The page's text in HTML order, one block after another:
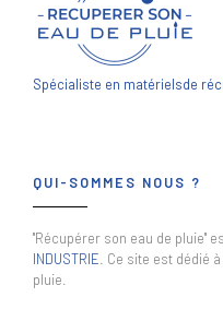
Spécialiste en matérielsde
QUI-SOMMES NOUS ?
"Récupérer son eau de pluie"
INDUSTRIE . Ce site est dédié
pluie.